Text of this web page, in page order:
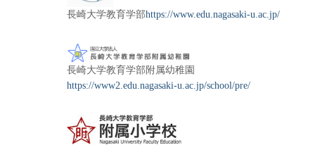
長崎大学教育学部https://www.edu.nagasaki-u.ac.jp/
長崎大学教育学部附属幼稚園
https://www2.edu.nagasaki-u.ac.jp/school/pre/